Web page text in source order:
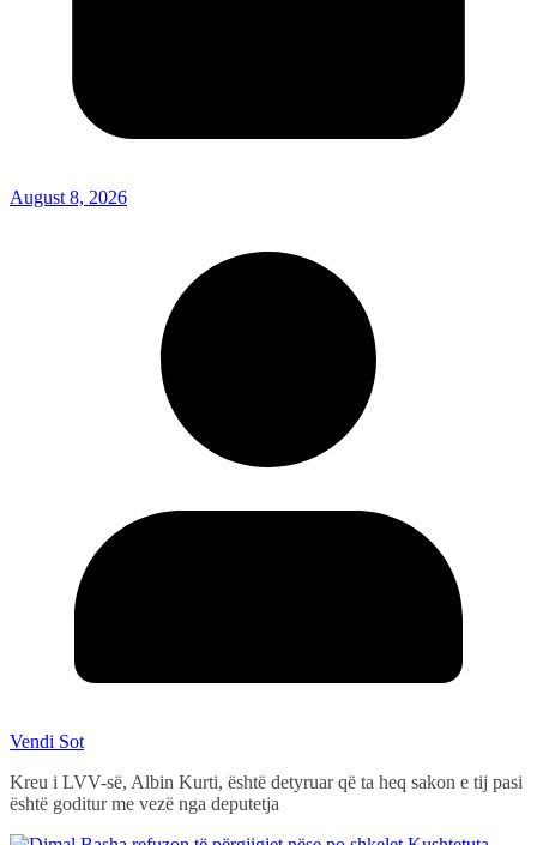
August 8, 2026
Vendi Sot
Kreu i LVV-së, Albin Kurti, është detyruar që ta heq sakon e tij pasi
është goditur me vezë nga deputetja